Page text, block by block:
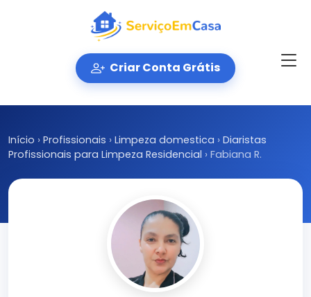
Criar Conta Grátis
Início › Profissionais › Limpeza domestica › Diaristas
Profissionais para Limpeza Residencial › Fabiana R.